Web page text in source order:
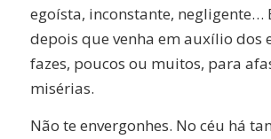
egoísta, inconstante, negligente…
depois que venha em auxílio dos
fazes, poucos ou muitos, para
misérias.
Não te envergonhes. No céu há